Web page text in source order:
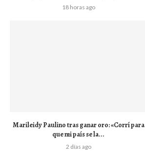
18 horas ago
Marileidy Paulino tras ganar oro: «Corrí para
que mi país se la...
2 días ago